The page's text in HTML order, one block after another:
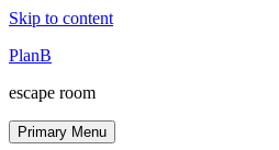
Skip to content
PlanB
escape room
Primary Menu